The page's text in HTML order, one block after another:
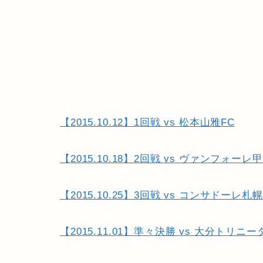
【2015.10.12】1回戦 vs 松本山雅FC
【2015.10.18】2回戦 vs ヴァンフォーレ
【2015.10.25】3回戦 vs コンサドーレ札幌
【2015.11.01】準々決勝 vs 大分トリニー